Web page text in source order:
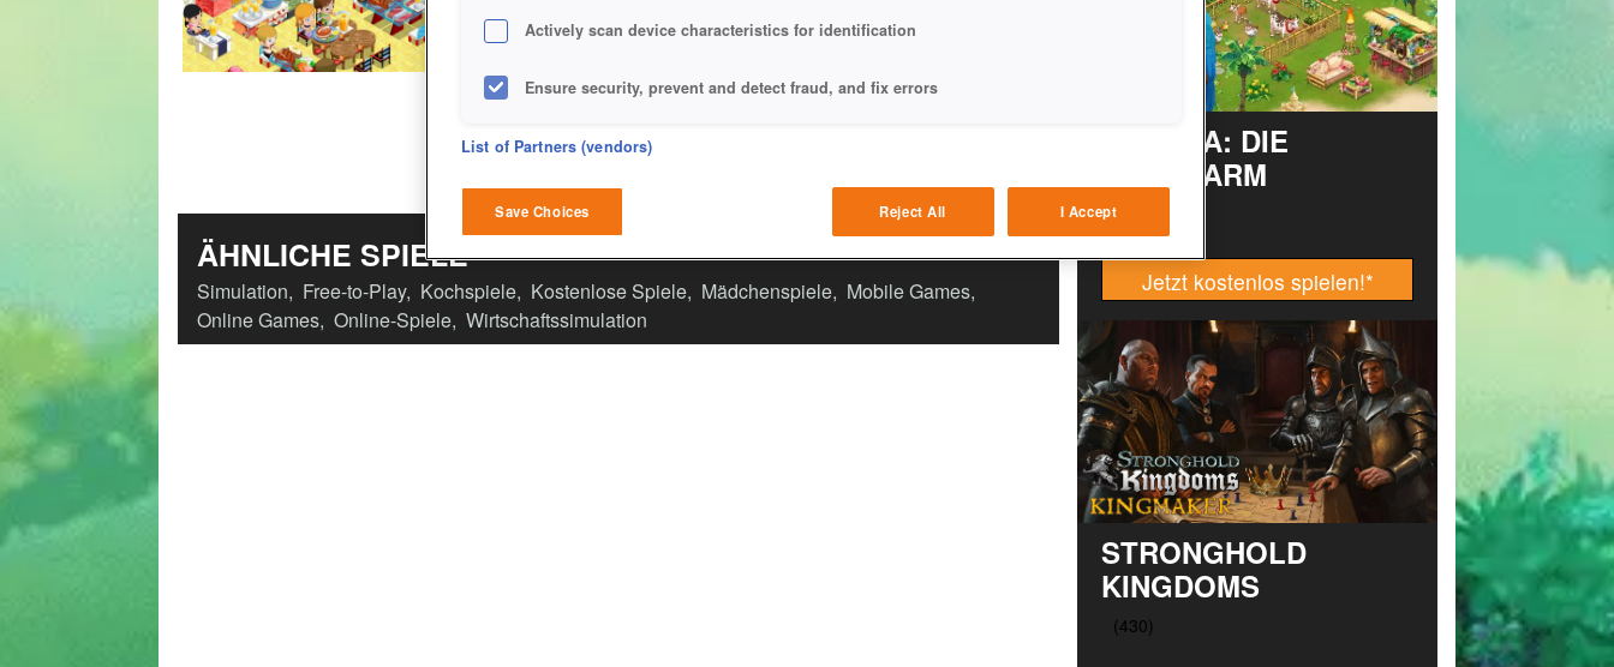
ÄHNLICHE SPIELE
Simulation, Free-to-Play, Kochspiele, Kostenlose Spiele, Mädchenspiele, Mobile Games,
Online Games, Online-Spiele, Wirtschaftssimulation
TAONGA: DIE
INSELFARM
Jetzt kostenlos spielen!*
STRONGHOLD
KINGDOMS
Actively scan device characteristics for identification
Ensure security, prevent and detect fraud, and fix errors
Deliver and present advertising and content
Match and combine data from other data sources
Link different devices
Identify devices based on information transmitted automatically
List of Partners (vendors)
Save Choices Reject All I Accept